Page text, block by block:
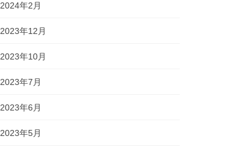
2024年2月
2023年12月
2023年10月
2023年7月
2023年6月
2023年5月